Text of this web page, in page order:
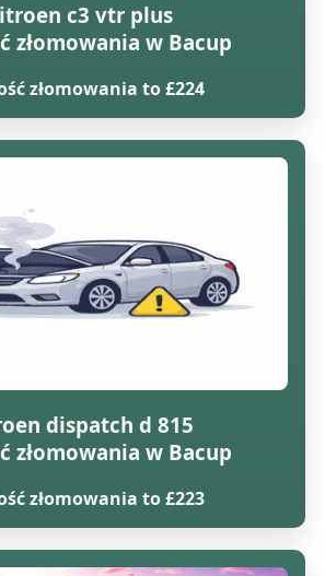
c3 vtr plus
złomowania w Bacup
złomowania to £224
dispatch d 815
złomowania w Bacup
złomowania to £223